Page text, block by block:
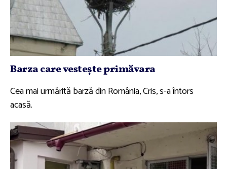
Barza care vesteşte primăvara
Cea mai urmărită barză din România, Cris, s-a întors
acasă.